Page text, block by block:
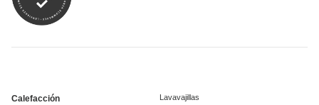
Calefacción
Lavavajillas